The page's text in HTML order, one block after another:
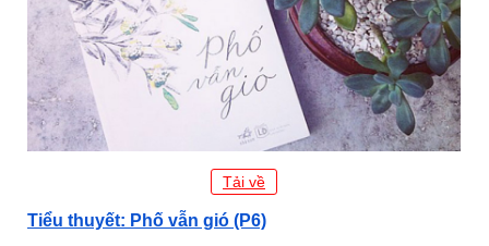
Tải về
Tiểu thuyết: Phố vẫn gió (P6)